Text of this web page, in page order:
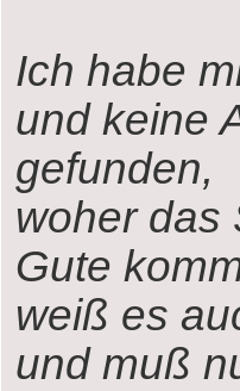
Ich habe
und keine
gefunden,
woher das
Gute
weiß es
und muß